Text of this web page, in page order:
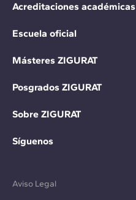
Acreditaciones académicas
Escuela oficial
Másteres ZIGURAT
Posgrados ZIGURAT
Sobre ZIGURAT
Síguenos
Aviso Legal